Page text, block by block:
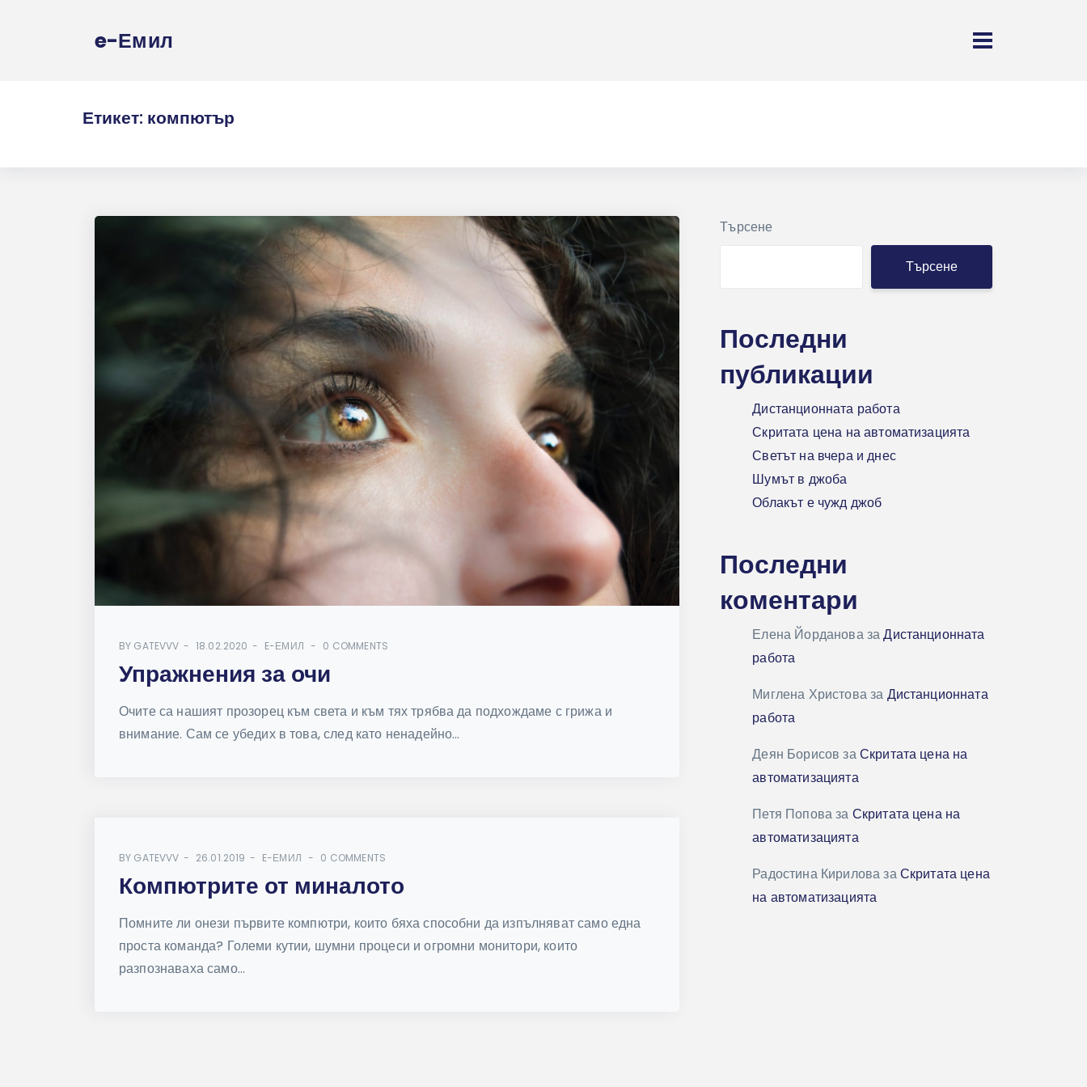
e-Емил
Етикет: компютър
BY GATEVVV 18.02.2020 E-ЕМИЛ 0 COMMENTS
Упражнения за очи
Очите са нашият прозорец към света и към тях трябва да подхождаме с грижа и
внимание. Сам се убедих в това, след като ненадейно...
BY GATEVVV 26.01.2019 E-ЕМИЛ 0 COMMENTS
Компютрите от миналото
Помните ли онези първите компютри, които бяха способни да изпълняват само една
проста команда? Големи кутии, шумни процеси и огромни монитори, които
разпознаваха само...
Търсене
Търсене
Последни
публикации
Дистанционната работа
Скритата цена на автоматизацията
Светът на вчера и днес
Шумът в джоба
Облакът е чужд джоб
Последни
коментари
Елена ЙордановазаДистанционната
работа
Миглена Христоваза Дистанционната
работа
Деян Борисов заСкритата цена на
автоматизацията
Петя Поповаза Скритата цена на
автоматизацията
Радостина КириловазаСкритата цена
на автоматизацията